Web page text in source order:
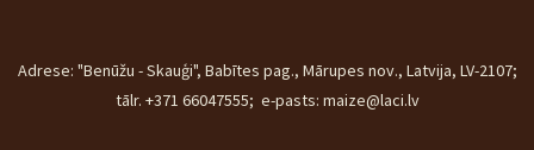
Adrese: "Benūžu - Skauģi", Babītes pag., Mārupes nov., Latvija, LV-2107;
tālr. +371 66047555; e-pasts: maize@laci.lv